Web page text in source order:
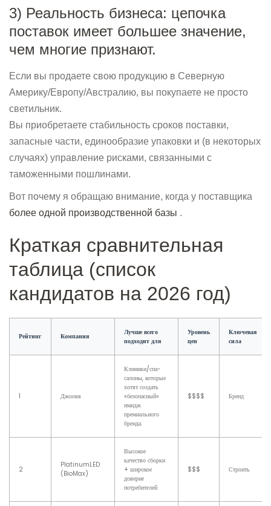
3) Реальность бизнеса: цепочка
поставок имеет большее значение,
чем многие признают.
Если вы продаете свою продукцию в Северную
Америку/Европу/Австралию, вы покупаете не просто
светильник.
Вы приобретаете стабильность сроков поставки,
запасные части, единообразие упаковки и (в некоторых
случаях) управление рисками, связанными с
таможенными пошлинами.
Вот почему я обращаю внимание, когда у поставщика
более одной производственной базы .
Краткая сравнительная
таблица (список
кандидатов на 2026 год)
Рейтинг Компания
Лучше всего
подходит для
Уровень
цен
Ключевая
сила
1 Джоовв
Клиники/спа-
салоны, которые
хотят создать
«безопасный»
имидж
премиального
бренда.
$$$$ Бренд
2
PlatinumLED
(BioMax)
Высокое
качество сборки
+ широкое
доверие
потребителей
$$$ Строить